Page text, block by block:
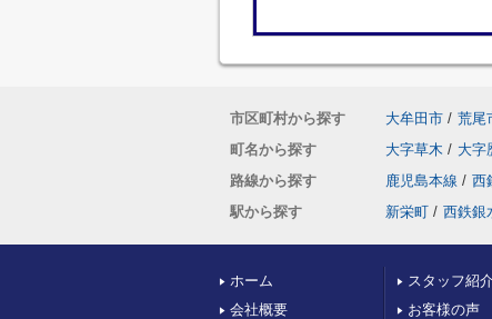
市区町村から探す 大牟田市 / 荒尾
町名から探す
大字草木 / 大字
路線から探す
鹿児島本線 / 西
駅から探す
新栄町 / 西鉄銀
ホーム
会社概要
スタッフ紹
お客様の声